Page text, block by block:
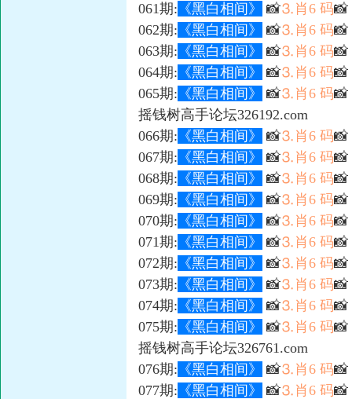
061期: 《黑白相间》 📸⒊肖6 码📸
062期: 《黑白相间》 📸⒊肖6 码📸
063期: 《黑白相间》 📸⒊肖6 码📸
064期: 《黑白相间》 📸⒊肖6 码📸
065期: 《黑白相间》 📸⒊肖6 码📸
摇钱树高手论坛326192.com
066期: 《黑白相间》 📸⒊肖6 码📸
067期: 《黑白相间》 📸⒊肖6 码📸
068期: 《黑白相间》 📸⒊肖6 码📸
069期: 《黑白相间》 📸⒊肖6 码📸
070期: 《黑白相间》 📸⒊肖6 码📸
071期: 《黑白相间》 📸⒊肖6 码📸
072期: 《黑白相间》 📸⒊肖6 码📸
073期: 《黑白相间》 📸⒊肖6 码📸
074期: 《黑白相间》 📸⒊肖6 码📸
075期: 《黑白相间》 📸⒊肖6 码📸
摇钱树高手论坛326761.com
076期: 《黑白相间》 📸⒊肖6 码📸
077期: 《黑白相间》 📸⒊肖6 码📸